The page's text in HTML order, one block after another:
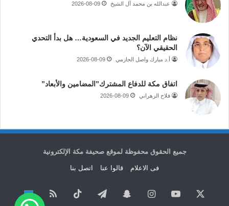
عبدالله بن محمد آل الشيخ 2026-08-09
نظام التعليم الجديد في السعودية… هل بدأ التحدي
الحقيقي الآن؟
أ.د مبارك واصل الحازمي 2026-08-09
اتفاق مكة للدفاع المشترك”المضامين والأبعاد”
فلاح الزهراني 2026-08-09
جميع الحقوق محفوظة لموقع صحيفة مكة الإلكترونية
فى الاعلام قالوا عنا اتصل بنا
‫YouTubeانستقرامسناب تيلقرام ‫TikTok ملخص